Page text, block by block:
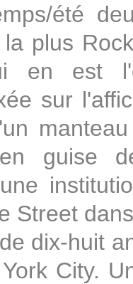
été
plus
en est
sur
guise
Street
dix-huit
City.